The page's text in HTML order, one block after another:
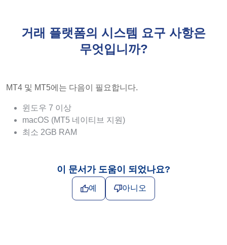
거래 플랫폼의 시스템 요구 사항은
무엇입니까?
MT4 및 MT5에는 다음이 필요합니다.
윈도우 7 이상
macOS (MT5 네이티브 지원)
최소 2GB RAM
이 문서가 도움이 되었나요?
예 아니오